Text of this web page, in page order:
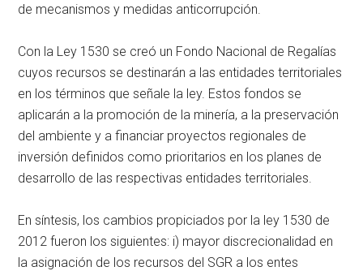
de mecanismos y medidas anticorrupción.
Con la Ley 1530 se creó un Fondo Nacional de Regalías
cuyos recursos se destinarán a las entidades territoriales
en los términos que señale la ley. Estos fondos se
aplicarán a la promoción de la minería, a la preservación
del ambiente y a financiar proyectos regionales de
inversión definidos como prioritarios en los planes de
desarrollo de las respectivas entidades territoriales.
En síntesis, los cambios propiciados por la ley 1530 de
2012 fueron los siguientes: i) mayor discrecionalidad en
la asignación de los recursos del SGR a los entes